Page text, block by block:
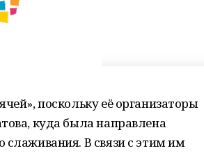
поскольку её организаторы
куда была направлена
слаживания. В связи с этим им